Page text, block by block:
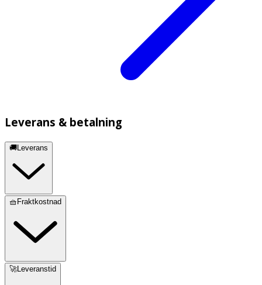
Leverans & betalning
🚚Leverans
🧺Fraktkostnad
🚀Leveranstid